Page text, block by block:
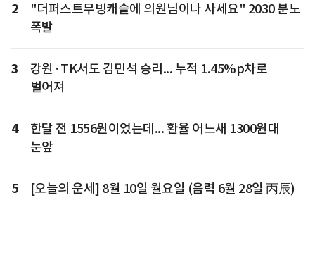
2
"더퍼스트무빙캐슬에 의원님이나 사세요" 2030 분노
폭발
3
강원·TK서도 김민석 승리... 누적 1.45%p차로
벌어져
4
한달 전 1556원이었는데... 환율 어느새 1300원대
눈앞
5 [오늘의 운세] 8월 10일 월요일 (음력 6월 28일 丙辰)